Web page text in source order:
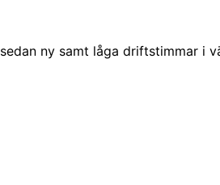
ny samt låga driftstimmar i